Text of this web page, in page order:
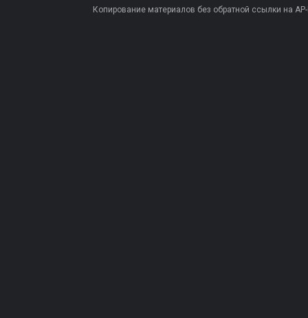
Копирование материалов без обратной ссылки на